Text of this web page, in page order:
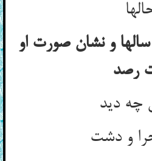
و نشان صورت او
رصد
چه دید
و دشت